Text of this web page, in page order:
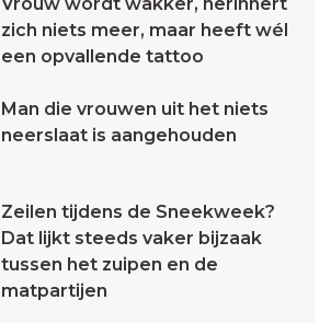
Vrouw wordt wakker, herinnert
zich niets meer, maar heeft wél
een opvallende tattoo
Man die vrouwen uit het niets
neerslaat is aangehouden
Zeilen tijdens de Sneekweek?
Dat lijkt steeds vaker bijzaak
tussen het zuipen en de
matpartijen